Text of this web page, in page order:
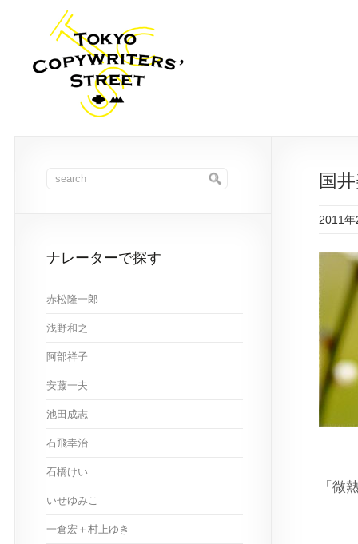
国
2011
「微
ナレーターで探す
赤松隆一郎
浅野和之
阿部祥子
安藤一夫
池田成志
石飛幸治
石橋けい
いせゆみこ
一倉宏＋村上ゆき